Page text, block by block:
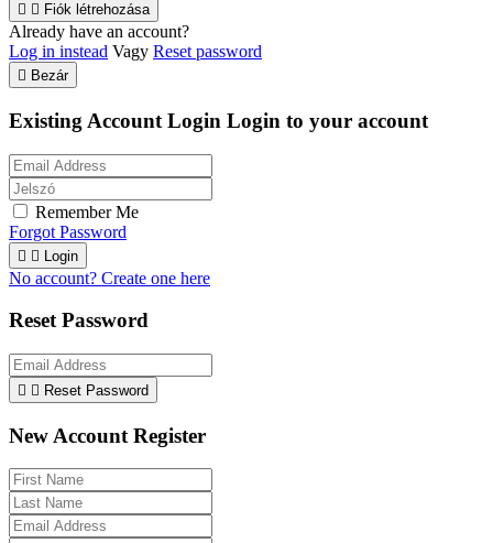
  Fiók létrehozása
Already have an account?
Log in instead Vagy Reset password
 Bezár
Existing Account Login Login to your account
Remember Me
Forgot Password
  Login
No account? Create one here
Reset Password
  Reset Password
New Account Register